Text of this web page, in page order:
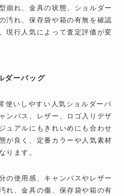
崩れ、金具の状態、ショルダー
汚れ、保存袋や箱の有無を確認
現行人気によって査定評価が変
ダーバッグ
使いしやすい人気ショルダーバ
ンバス、レザー、ロゴ入りデザ
ュアルにもきれいめにも合わせ
が良く、定番カラーや人気素材
ります。
の使用感、キャンバスやレザー
れ、金具の傷、保存袋や箱の有